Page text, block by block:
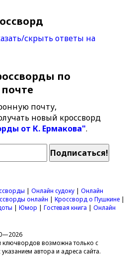
скрыть ответы на
по
почту,
новый кроссворд
от К. Ермакова".
|Онлайн судоку |Онлайн
онлайн |Кроссворд о Пушкине |
|Юмор |Гостевая книга |Онлайн
ключвордов возможна только с
автора и адреса сайта.